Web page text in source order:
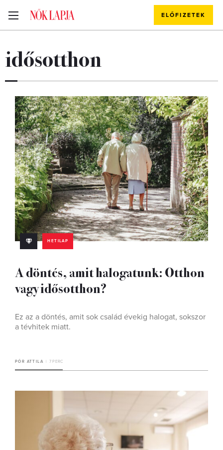
ELŐFIZETEK
idősotthon
HETILAP
A döntés, amit halogatunk: Otthon
vagy idősotthon?
Ez az a döntés, amit sok család évekig halogat, sokszor
a tévhitek miatt.
PÓR ATTILA 7 PERC